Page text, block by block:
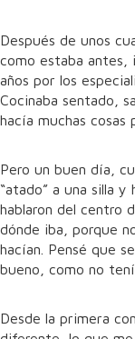
Después de unos
como estaba antes,
años por los
Cocinaba sentado,
hacía muchas
Pero un buen día,
“atado” a una silla
hablaron del centro
dónde iba, porque
hacían. Pensé que
bueno, como no
Desde la primera